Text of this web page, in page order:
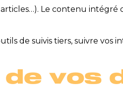
Le contenu intégré
de suivis tiers, suivre vos
vos